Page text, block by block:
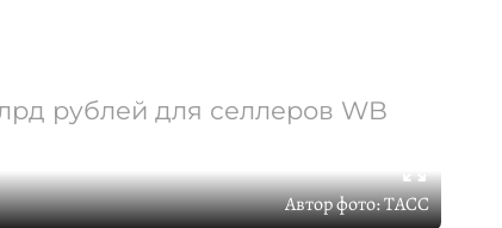
рублей для селлеров WB
Автор фото:ТАСС